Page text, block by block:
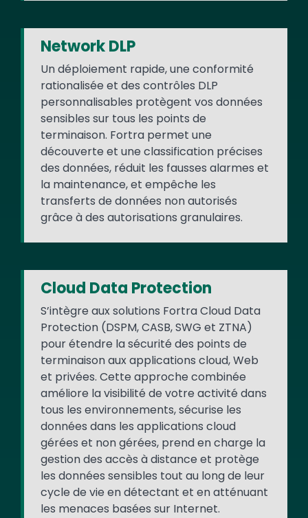
Network DLP
Un déploiement rapide, une conformité
rationalisée et des contrôles DLP
personnalisables protègent vos données
sensibles sur tous les points de
terminaison. Fortra permet une
découverte et une classification précises
des données, réduit les fausses alarmes et
la maintenance, et empêche les
transferts de données non autorisés
grâce à des autorisations granulaires.
Cloud Data Protection
S’intègre aux solutions Fortra Cloud Data
Protection (DSPM, CASB, SWG et ZTNA)
pour étendre la sécurité des points de
terminaison aux applications cloud, Web
et privées. Cette approche combinée
améliore la visibilité de votre activité dans
tous les environnements, sécurise les
données dans les applications cloud
gérées et non gérées, prend en charge la
gestion des accès à distance et protège
les données sensibles tout au long de leur
cycle de vie en détectant et en atténuant
les menaces basées sur Internet.